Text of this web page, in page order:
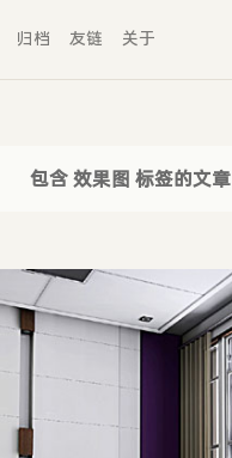
归档 友链 关于
包含 效果图 标签的文章